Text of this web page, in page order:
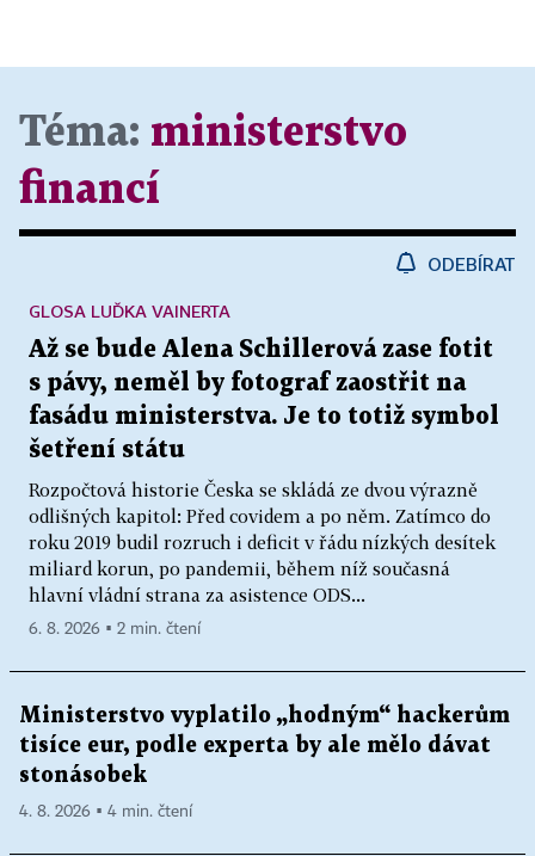
Téma: ministerstvo
financí
ODEBÍRAT
Až se bude Alena Schillerová zase fotit
s pávy, neměl by fotograf zaostřit na
fasádu ministerstva. Je to totiž symbol
šetření státu
Rozpočtová historie Česka se skládá ze dvou výrazně
odlišných kapitol: Před covidem a po něm. Zatímco do
roku 2019 budil rozruch i deficit v řádu nízkých desítek
miliard korun, po pandemii, během níž současná
hlavní vládní strana za asistence ODS...
GLOSA LUĎKA VAINERTA
6. 8. 2026 ▪ 2 min. čtení
Ministerstvo vyplatilo „hodným“ hackerům
tisíce eur, podle experta by ale mělo dávat
stonásobek
4. 8. 2026 ▪ 4 min. čtení